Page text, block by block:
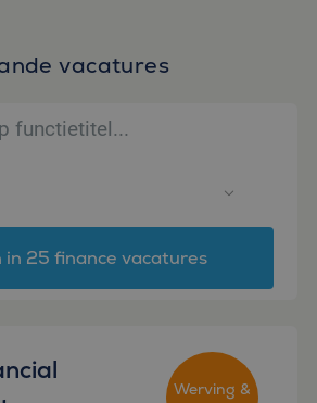
vacatures
in 25 finance vacatures
Werving &